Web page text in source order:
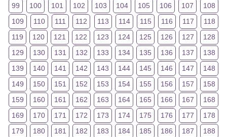
99
100 101 102 103 104 105 106 107
108
109
110 111 112 113 114 115 116 117
118
119
120 121 122 123 124 125 126 127
128
129
130 131 132 133 134 135 136 137
138
139
140 141 142 143 144 145 146 147
148
149
150 151 152 153 154 155 156 157
158
159
160 161 162 163 164 165 166 167
168
169
170 171 172 173 174 175 176 177
178
179
180 181 182 183 184 185 186 187
188